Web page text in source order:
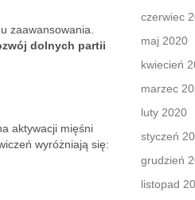
zaawansowania.
dolnych partii
aktywacji mięśni
wyróżniają się:
czerwiec
maj 2020
kwiecień
marzec
luty 2020
styczeń
grudzień
listopad